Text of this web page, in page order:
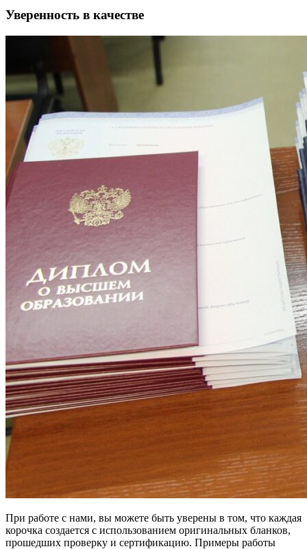
Уверенность в качестве
При работе с нами, вы можете быть уверены в том, что каждая
корочка создается с использованием оригинальных бланков,
прошедших проверку и сертификацию. Примеры работы